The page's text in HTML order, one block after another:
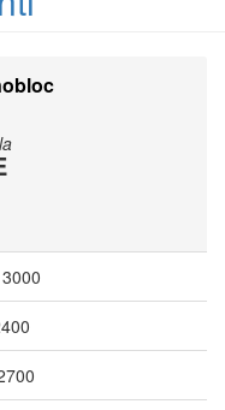
3000